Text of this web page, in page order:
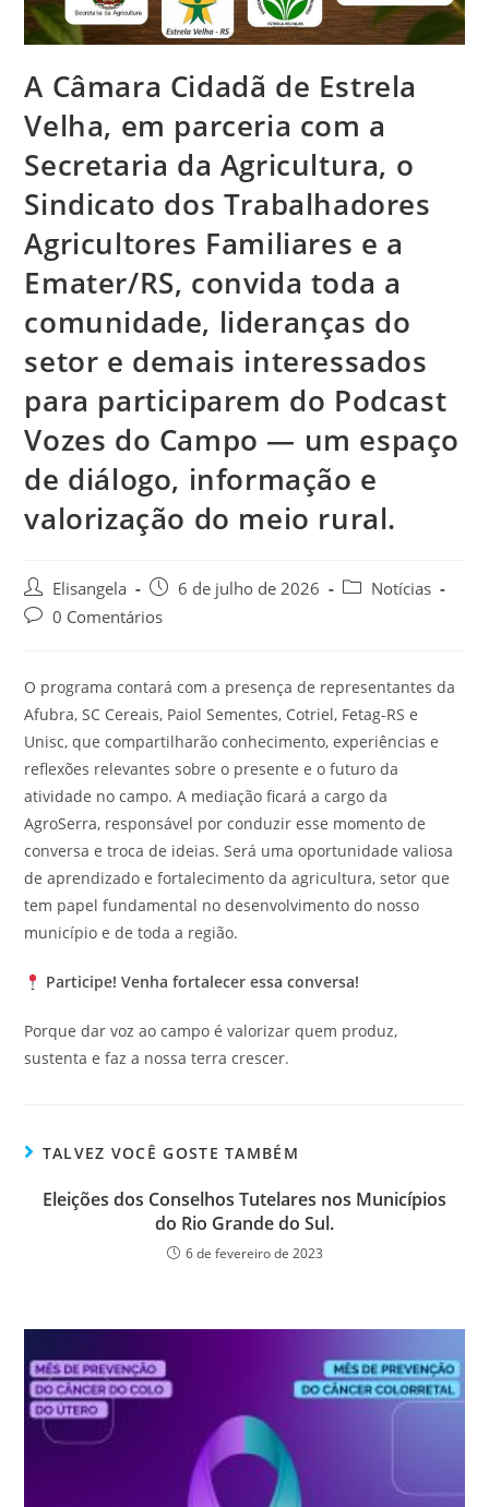
A Câmara Cidadã de Estrela
Velha, em parceria com a
Secretaria da Agricultura, o
Sindicato dos Trabalhadores
Agricultores Familiares e a
Emater/RS, convida toda a
comunidade, lideranças do
setor e demais interessados
para participarem do Podcast
Vozes do Campo — um espaço
de diálogo, informação e
valorização do meio rural.
Elisangela 6 de julho de 2026
Notícias
0 Comentários
O programa contará com a presença de representantes da
Afubra, SC Cereais, Paiol Sementes, Cotriel, Fetag-RS e
Unisc, que compartilharão conhecimento, experiências e
reflexões relevantes sobre o presente e o futuro da
atividade no campo. A mediação ficará a cargo da
AgroSerra, responsável por conduzir esse momento de
conversa e troca de ideias. Será uma oportunidade valiosa
de aprendizado e fortalecimento da agricultura, setor que
tem papel fundamental no desenvolvimento do nosso
município e de toda a região.
Participe! Venha fortalecer essa conversa!
Porque dar voz ao campo é valorizar quem produz,
sustenta e faz a nossa terra crescer.
TALVEZ VOCÊ GOSTE TAMBÉM
Eleições dos Conselhos Tutelares nos Municípios
do Rio Grande do Sul.
6 de fevereiro de 2023